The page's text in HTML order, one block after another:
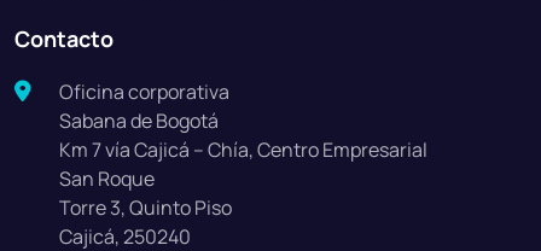
Contacto
Oficina corporativa
Sabana de Bogotá
Km 7 vía Cajicá – Chía, Centro Empresarial
San Roque
Torre 3, Quinto Piso
Cajicá, 250240